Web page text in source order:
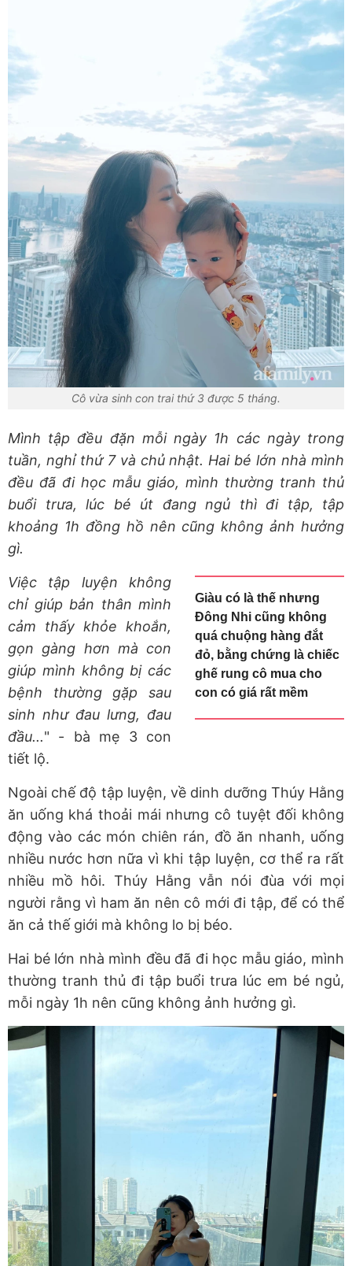
Cô vừa sinh con trai thứ 3 được 5 tháng.
Mình tập đều đặn mỗi ngày 1h các ngày trong
tuần, nghỉ thứ 7 và chủ nhật. Hai bé lớn nhà mình
đều đã đi học mẫu giáo, mình thường tranh thủ
buổi trưa, lúc bé út đang ngủ thì đi tập, tập
khoảng 1h đồng hồ nên cũng không ảnh hưởng
gì.
Giàu có là thế nhưng
Đông Nhi cũng không
quá chuộng hàng đắt
đỏ, bằng chứng là chiếc
ghế rung cô mua cho
con có giá rất mềm
Việc tập luyện không
chỉ giúp bản thân mình
cảm thấy khỏe khoắn,
gọn gàng hơn mà con
giúp mình không bị các
bệnh thường gặp sau
sinh như đau lưng, đau
đầu..." - bà mẹ 3 con
tiết lộ.
Ngoài chế độ tập luyện, về dinh dưỡng Thúy Hằng
ăn uống khá thoải mái nhưng cô tuyệt đối không
động vào các món chiên rán, đồ ăn nhanh, uống
nhiều nước hơn nữa vì khi tập luyện, cơ thể ra rất
nhiều mồ hôi. Thúy Hằng vẫn nói đùa với mọi
người rằng vì ham ăn nên cô mới đi tập, để có thể
ăn cả thế giới mà không lo bị béo.
Hai bé lớn nhà mình đều đã đi học mẫu giáo, mình
thường tranh thủ đi tập buổi trưa lúc em bé ngủ,
mỗi ngày 1h nên cũng không ảnh hưởng gì.